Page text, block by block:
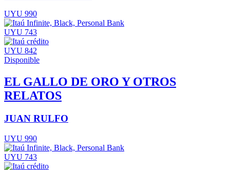
UYU 990
UYU 743
UYU 842
Disponible
EL GALLO DE ORO Y OTROS
RELATOS
JUAN RULFO
UYU 990
UYU 743